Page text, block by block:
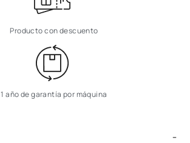
Producto con descuento
1 año de garantía por máquina